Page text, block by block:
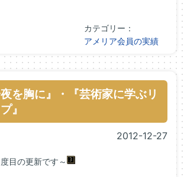
カテゴリー：
アメリア会員の実績
夜を胸に』・『芸術家に学ぶリ
』
2012-12-27
目の更新です～